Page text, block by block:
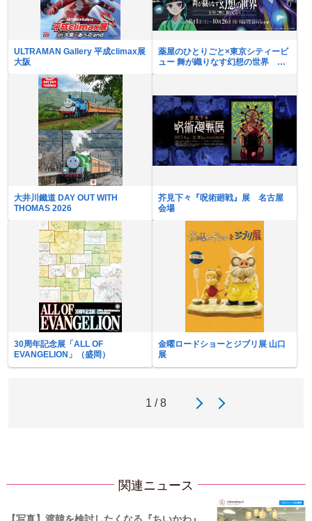
ULTRAMAN Gallery 平成climax展
大阪
薬屋のひとりごと×東京シティービ
ュー 舞が織りなす幻想の世界 ―
大井川鐵道 DAY OUT WITH
THOMAS 2026
芥見下々『呪術廻戦』展 名古屋
会場
30周年記念展「ALL OF
EVANGELION」（盛岡）
金曜ロードショーとジブリ展 山口
展
1 / 8
関連ニュース